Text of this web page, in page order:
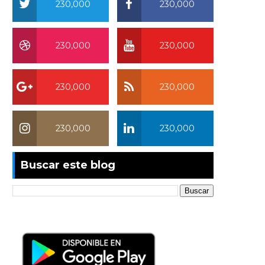
230,000
230,000
230,000
230,000
230,000
230,000
230,000
230,000
Buscar este blog